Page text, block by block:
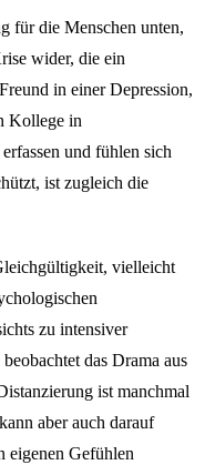
für die Menschen unten,
wider, die ein
in einer Depression,
Kollege in
und fühlen sich
ist zugleich die
vielleicht
zu intensiver
das Drama aus
ist manchmal
aber auch darauf
eigenen Gefühlen